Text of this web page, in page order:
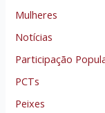
Mulheres
Notícias
Participação
PCTs
Peixes